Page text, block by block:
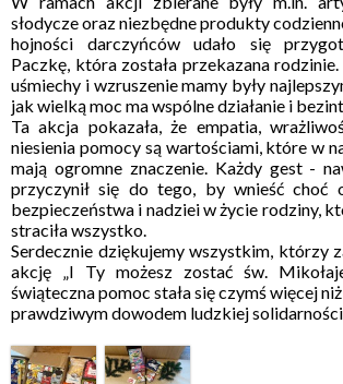
słodycze oraz niezbędne produkty
hojności darczyńców udało się
Paczkę, która została przekazana
uśmiechy i wzruszenie mamy były
jak wielką moc ma wspólne działanie i
Ta akcja pokazała, że empatia,
niesienia pomocy są wartościami, które w
mają ogromne znaczenie. Każdy gest -
przyczynił się do tego, by wnieść choć
bezpieczeństwa i nadziei w życie rodziny,
straciła wszystko.
Serdecznie dziękujemy wszystkim, którzy
akcję „I Ty możesz zostać św.
świąteczna pomoc stała się czymś więcej
prawdziwym dowodem ludzkiej solidarności.